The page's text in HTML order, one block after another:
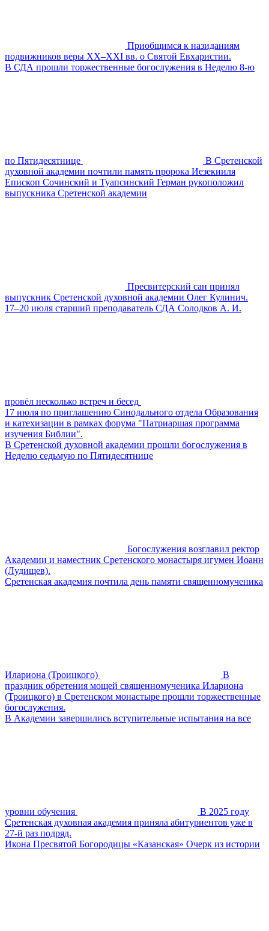
Приобщимся к назиданиям
подвижников веры XX–XXI вв. о Святой Евхаристии.
В СДА прошли торжественные богослужения в Неделю 8-ю
по Пятидесятнице
В Сретенской
духовной академии почтили память пророка Иезекииля
Епископ Сочинский и Туапсинский Герман рукоположил
выпускника Сретенской академии
Пресвитерский сан принял
выпускник Сретенской духовной академии Олег Кулинич.
17–20 июля старший преподаватель СДА Солодков А. И.
провёл несколько встреч и бесед
17 июля по приглашению Синодального отдела Образования
и катехизации в рамках форума "Патриаршая программа
изучения Библии".
В Сретенской духовной академии прошли богослужения в
Неделю седьмую по Пятидесятнице
Богослужения возглавил ректор
Академии и наместник Сретенского монастыря игумен Иоанн
(Лудищев).
Сретенская академия почтила день памяти священномученика
Илариона (Троицкого)
В
праздник обретения мощей священномученика Илариона
(Троицкого) в Сретенском монастыре прошли торжественные
богослужения.
В Академии завершились вступительные испытания на все
уровни обучения
В 2025 году
Сретенская духовная академия приняла абитуриентов уже в
27-й раз подряд.
Икона Пресвятой Богородицы «Казанская» Очерк из истории